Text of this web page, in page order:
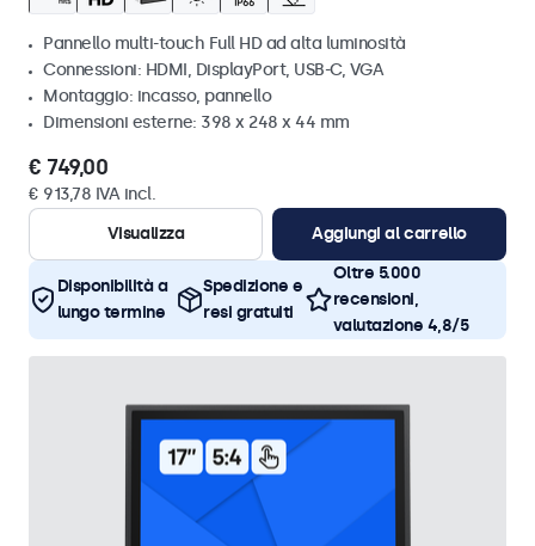
Pannello multi-touch Full HD ad alta luminosità
Connessioni: HDMI, DisplayPort, USB-C, VGA
Montaggio: incasso, pannello
Dimensioni esterne: 398 x 248 x 44 mm
€ 749,00
€ 913,78 IVA incl.
Visualizza
Aggiungi al carrello
Disponibilità a
lungo termine
Spedizione e
resi gratuiti
Oltre 5.000
recensioni,
valutazione 4,8/5